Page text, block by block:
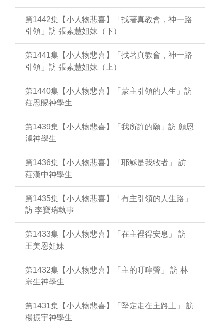
第1442集【小人物悲喜】「找著真教會，神一路
引領」訪 張素慧姐妹（下）
第1441集【小人物悲喜】「找著真教會，神一路
引領」訪 張素慧姐妹（上）
第1440集【小人物悲喜】「蒙主引領的人生」訪
莊恩賜神學生
第1439集【小人物悲喜】「我所許的願」訪 顏恩
澤神學生
第1436集【小人物悲喜】「耶穌是我牧者」 訪
莊漢中神學生
第1435集【小人物悲喜】「有主引領的人生路」
訪 李寶瑞執事
第1433集【小人物悲喜】「在主裡得安息」 訪
王美恩姐妹
第1432集【小人物悲喜】「主的叮嚀聲」 訪 林
宗生神學生
第1431集【小人物悲喜】「堅定走在主路上」 訪
楊振宇神學生